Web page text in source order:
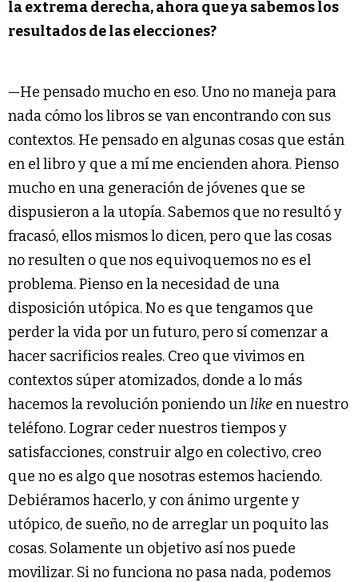
la extrema derecha, ahora que ya sabemos los
resultados de las elecciones?
—He pensado mucho en eso. Uno no maneja para
nada cómo los libros se van encontrando con sus
contextos. He pensado en algunas cosas que están
en el libro y que a mí me encienden ahora. Pienso
mucho en una generación de jóvenes que se
dispusieron a la utopía. Sabemos que no resultó y
fracasó, ellos mismos lo dicen, pero que las cosas
no resulten o que nos equivoquemos no es el
problema. Pienso en la necesidad de una
disposición utópica. No es que tengamos que
perder la vida por un futuro, pero sí comenzar a
hacer sacrificios reales. Creo que vivimos en
contextos súper atomizados, donde a lo más
hacemos la revolución poniendo un like en nuestro
teléfono. Lograr ceder nuestros tiempos y
satisfacciones, construir algo en colectivo, creo
que no es algo que nosotras estemos haciendo.
Debiéramos hacerlo, y con ánimo urgente y
utópico, de sueño, no de arreglar un poquito las
cosas. Solamente un objetivo así nos puede
movilizar. Si no funciona no pasa nada, podemos